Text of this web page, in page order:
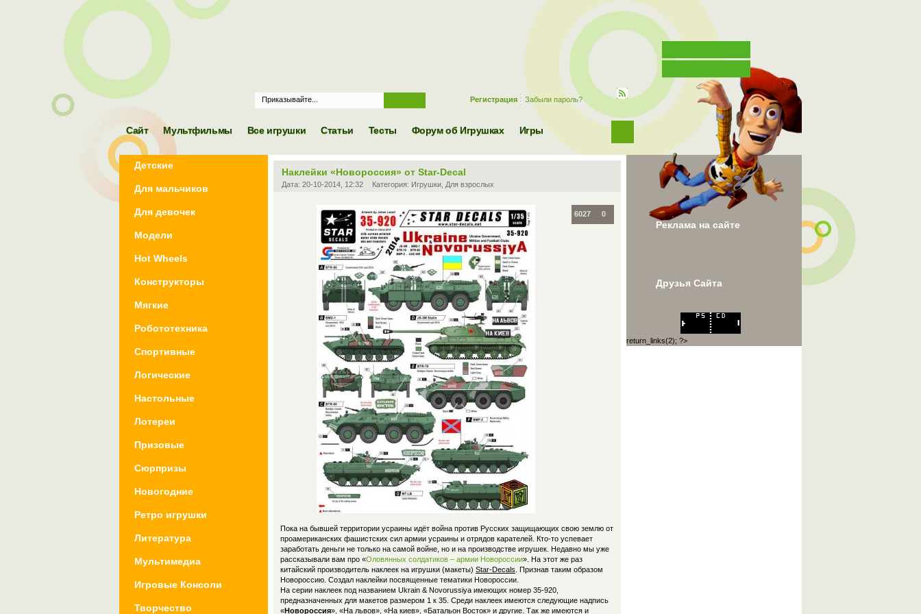
TOY Frequently
Всё об игрушках и
том, что с ними
связано
Регистрация Забыли пароль?
Сайт Мультфильмы Все игрушки Статьи Тесты Форум об Игрушках Игры
Наклейки «Новороссия» от Star-Decal
Дата: 20-10-2014, 12:32 Категория: Игрушки Для взрослых
0
6027
Пока на бывшей территории усраины идёт война против Русских защищающих свою землю от
проамериканских фашистских сил армии усраины и отрядов карателей. Кто-то успевает
заработать деньги не только на самой войне, но и на производстве игрушек. Недавно мы уже
рассказывали вам про «Оловянных солдатиков – армии Новороссии». На этот же раз
китайский производитель наклеек на игрушки (макеты) Star-Decals . Признав таким образом
Новороссию. Создал наклейки посвященные тематики Новороссии.
На серии наклеек под названием Ukrain & Novorussiya имеющих номер 35-920,
предназначенных для макетов размером 1 к 35. Среди наклеек имеются следующие надпись
«Новороссия», «На львов», «На киев», «Батальон Восток» и другие. Так же имеются и
Реклама на сайте
Друзья Сайта
return_links(2); ?>
Детские
Для мальчиков
Для девочек
Модели
Hot Wheels
Конструкторы
Мягкие
Робототехника
Спортивные
Логические
Настольные
Лотереи
Призовые
Сюрпризы
Новогодние
Ретро игрушки
Литература
Мультимедиа
Игровые Консоли
Творчество